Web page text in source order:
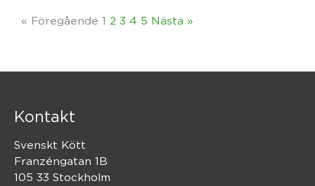
« Föregående 1 2 3 4 5 Nästa »
Kontakt
Svenskt Kött
Franzéngatan 1B
105 33 Stockholm